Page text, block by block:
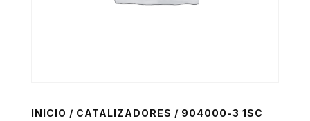
INICIO / CATALIZADORES / 904000-3 1SC